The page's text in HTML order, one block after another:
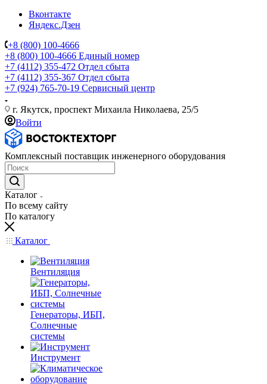
Вконтакте
Яндекс.Дзен
+8 (800) 100-4666
+8 (800) 100-4666 Единый номер
+7 (4112) 355-472 Отдел сбыта
+7 (4112) 355-367 Отдел сбыта
+7 (924) 765-70-19 Сервисный центр
г. Якутск, проспект Михаила Николаева, 25/5
Войти
Комплексный поставщик инженерного оборудования
Каталог
По всему сайту
По каталогу
Каталог
Вентиляция
Генераторы, ИБП,
Солнечные
системы
Инструмент